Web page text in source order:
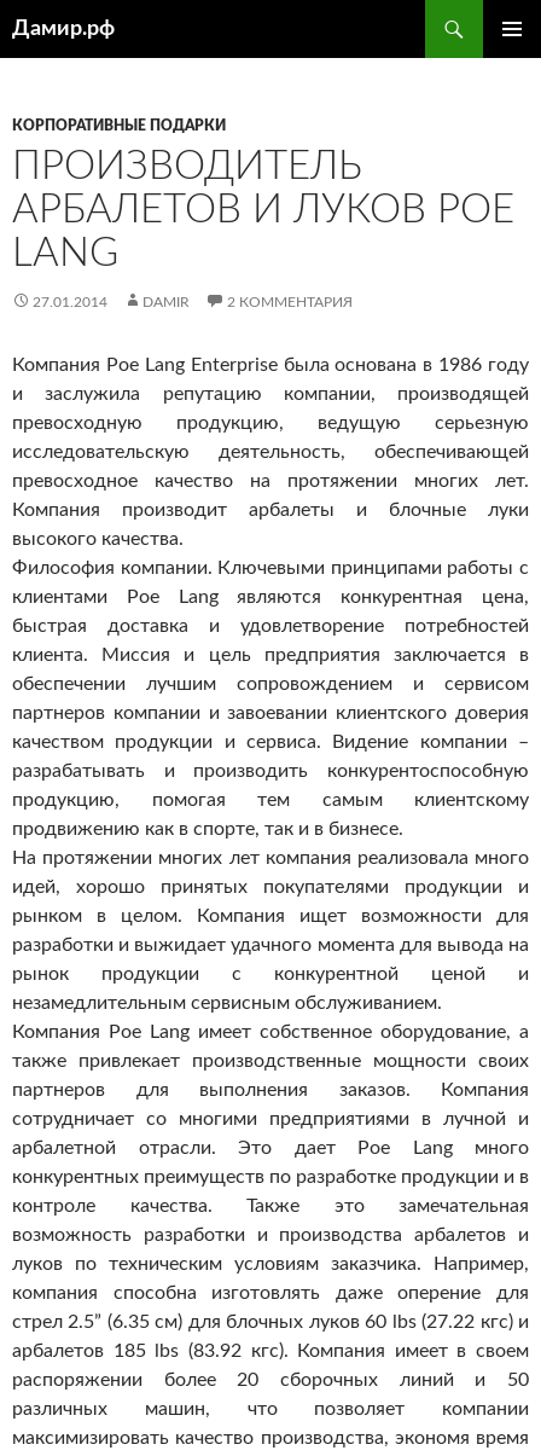
Дамир.рф
КОРПОРАТИВНЫЕ ПОДАРКИ
ПРОИЗВОДИТЕЛЬ
АРБАЛЕТОВ И ЛУКОВ POE
LANG
27.01.2014 DAMIR 2 КОММЕНТАРИЯ
Компания Poe Lang Enterprise была основана в 1986 году
и заслужила репутацию компании, производящей
превосходную продукцию, ведущую серьезную
исследовательскую деятельность, обеспечивающей
превосходное качество на протяжении многих лет.
Компания производит арбалеты и блочные луки
высокого качества.
Философия компании. Ключевыми принципами работы с
клиентами Poe Lang являются конкурентная цена,
быстрая доставка и удовлетворение потребностей
клиента. Миссия и цель предприятия заключается в
обеспечении лучшим сопровождением и сервисом
партнеров компании и завоевании клиентского доверия
качеством продукции и сервиса. Видение компании –
разрабатывать и производить конкурентоспособную
продукцию, помогая тем самым клиентскому
продвижению как в спорте, так и в бизнесе.
На протяжении многих лет компания реализовала много
идей, хорошо принятых покупателями продукции и
рынком в целом. Компания ищет возможности для
разработки и выжидает удачного момента для вывода на
рынок продукции с конкурентной ценой и
незамедлительным сервисным обслуживанием.
Компания Poe Lang имеет собственное оборудование, а
также привлекает производственные мощности своих
партнеров для выполнения заказов. Компания
сотрудничает со многими предприятиями в лучной и
арбалетной отрасли. Это дает Poe Lang много
конкурентных преимуществ по разработке продукции и в
контроле качества. Также это замечательная
возможность разработки и производства арбалетов и
луков по техническим условиям заказчика. Например,
компания способна изготовлять даже оперение для
стрел 2.5” (6.35 см) для блочных луков 60 lbs (27.22 кгс) и
арбалетов 185 lbs (83.92 кгс). Компания имеет в своем
распоряжении более 20 сборочных линий и 50
различных машин, что позволяет компании
максимизировать качество производства, экономя время